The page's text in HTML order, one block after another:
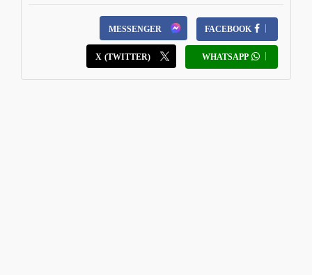
FACEBOOK
MESSENGER
WHATSAPP
X (TWITTER)